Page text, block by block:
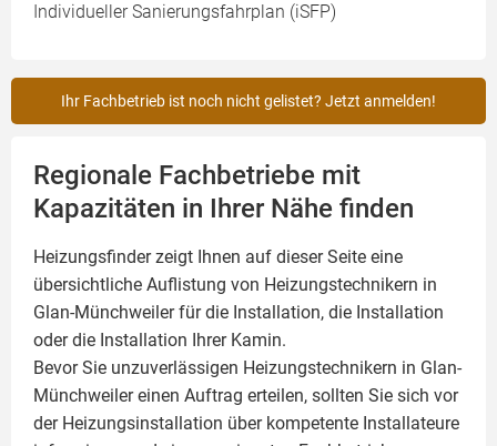
Individueller Sanierungsfahrplan (iSFP)
Ihr Fachbetrieb ist noch nicht gelistet? Jetzt anmelden!
Regionale Fachbetriebe mit
Kapazitäten in Ihrer Nähe finden
Heizungsfinder zeigt Ihnen auf dieser Seite eine
übersichtliche Auflistung von Heizungstechnikern in
Glan-Münchweiler für die Installation, die Installation
oder die Installation Ihrer Kamin.
Bevor Sie unzuverlässigen Heizungstechnikern in Glan-
Münchweiler einen Auftrag erteilen, sollten Sie sich vor
der Heizungsinstallation über kompetente Installateure